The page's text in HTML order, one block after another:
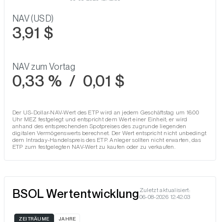
NAV (USD)
3,91 $
NAV zum Vortag
0,33 % / 0,01 $
Der US-Dollar-NAV-Wert des ETP wird an jedem Geschäftstag um 16:00
Uhr MEZ festgelegt und entspricht dem Wert einer Einheit; er wird
anhand des entsprechenden Spotpreises des zugrunde liegenden
digitalen Vermögenswerts berechnet. Der Wert entspricht nicht unbedingt
dem Intraday-Handelspreis des ETP. Anleger sollten nicht erwarten, das
ETP zum festgelegten NAV-Wert zu kaufen oder zu verkaufen.
BSOL Wertentwicklung Zuletzt aktualisiert:
06-08-2026 12:42:03
ZEITRÄUME JAHRE